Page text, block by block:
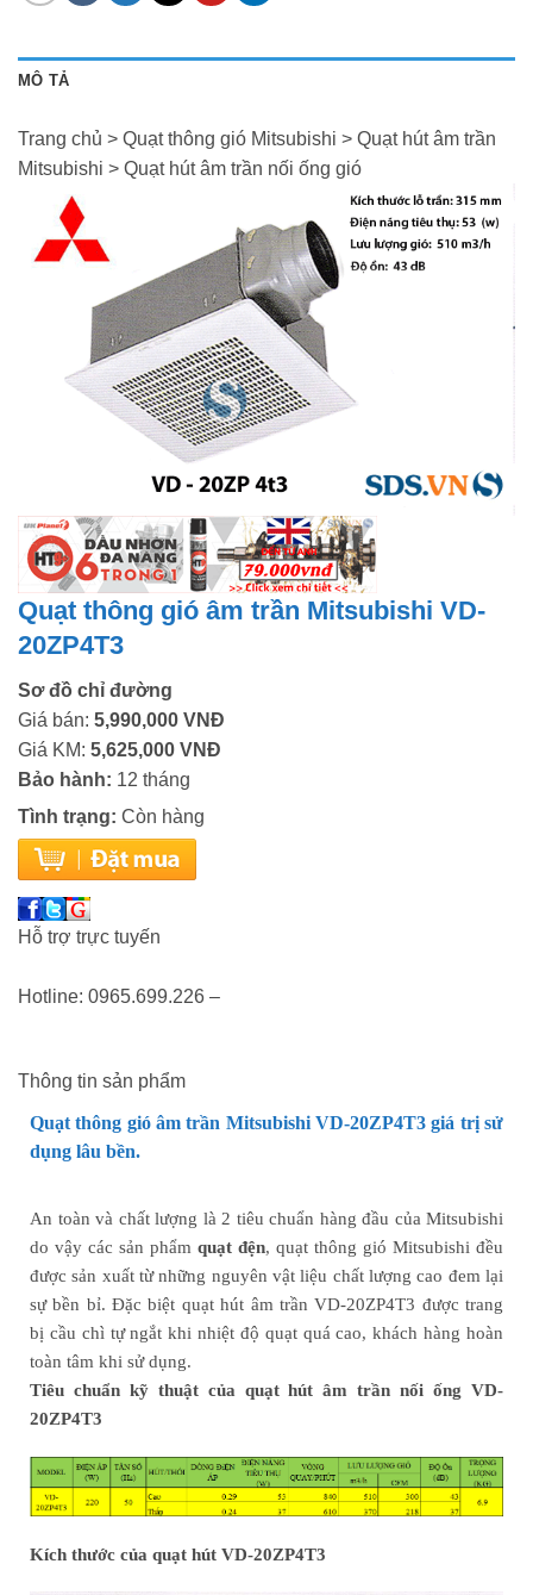
MÔ TẢ
Trang chủ > Quạt thông gió Mitsubishi > Quạt hút âm trần
Mitsubishi > Quạt hút âm trần nối ống gió
Quạt thông gió âm trần Mitsubishi VD-
20ZP4T3
Sơ đồ chỉ đường
Giá bán: 5,990,000 VNĐ
Giá KM: 5,625,000 VNĐ
Bảo hành: 12 tháng
Tình trạng: Còn hàng
Hỗ trợ trực tuyến
Hotline: 0965.699.226 –
Thông tin sản phẩm
Quạt thông gió âm trần Mitsubishi VD-20ZP4T3 giá trị sử
dụng lâu bền.
An toàn và chất lượng là 2 tiêu chuẩn hàng đầu của Mitsubishi
do vậy các sản phẩm quạt đện, quạt thông gió Mitsubishi đều
được sản xuất từ những nguyên vật liệu chất lượng cao đem lại
sự bền bỉ. Đặc biệt quạt hút âm trần VD-20ZP4T3 được trang
bị cầu chì tự ngắt khi nhiệt độ quạt quá cao, khách hàng hoàn
toàn tâm khi sử dụng.
Tiêu chuẩn kỹ thuật của quạt hút âm trần nối ống VD-
20ZP4T3
Kích thước của quạt hút VD-20ZP4T3